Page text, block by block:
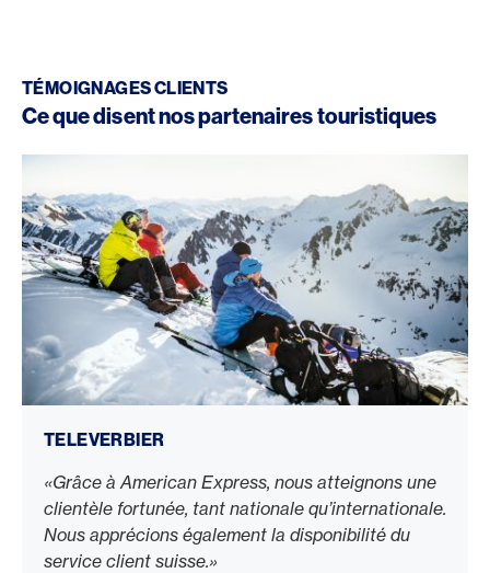
TÉMOIGNAGES CLIENTS
Ce que disent nos partenaires touristiques
TELEVERBIER
«Grâce à American Express, nous atteignons une
clientèle fortunée, tant nationale qu’internationale.
Nous apprécions également la disponibilité du
service client suisse.»